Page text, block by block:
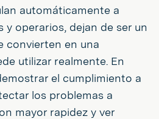
automáticamente a
y operarios, dejan de ser un
convierten en una
utilizar realmente. En
el cumplimiento a
los problemas a
mayor rapidez y ver